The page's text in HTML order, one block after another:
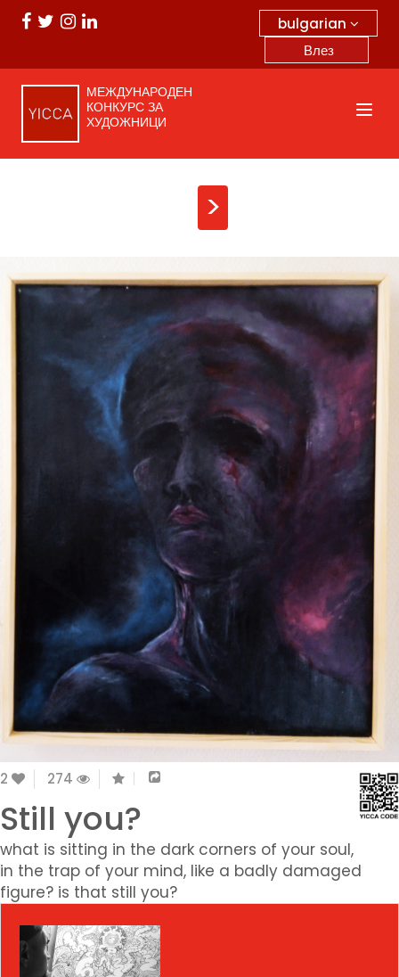
bulgarian
Влез
МЕЖДУНАРОДЕН
КОНКУРС ЗА
ХУДОЖНИЦИ
>
2 274
Still you?
what is sitting in the dark corners of your soul,
in the trap of your mind, like a badly damaged
figure? is that still you?